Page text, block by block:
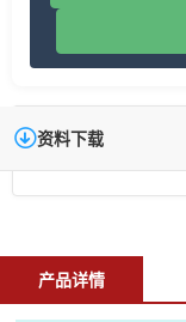
资料下载
产品详情